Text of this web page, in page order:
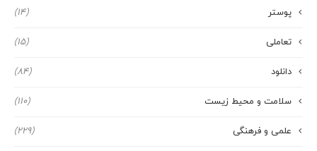
پوستر (14)
تعاملی (15)
دانلود (84)
سلامت و محیط زیست (110)
علمی و فرهنگی (229)